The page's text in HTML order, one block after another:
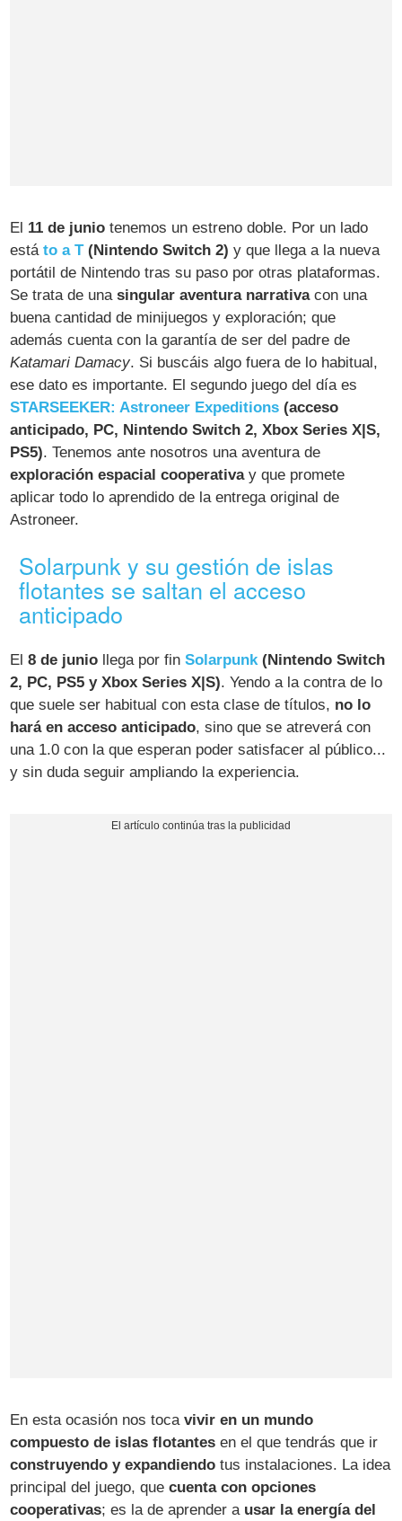
El 11 de junio tenemos un estreno doble. Por un lado
estáto a T(Nintendo Switch 2) y que llega a la nueva
portátil de Nintendo tras su paso por otras plataformas.
Se trata de unasingular aventura narrativacon una
buena cantidad de minijuegos y exploración; que
además cuenta con la garantía de ser del padre de
Katamari Damacy. Si buscáis algo fuera de lo habitual,
ese dato es importante. El segundo juego del día es
STARSEEKER: Astroneer Expeditions (acceso
anticipado, PC, Nintendo Switch 2, Xbox Series X|S,
PS5). Tenemos ante nosotros una aventura de
exploración espacial cooperativay que promete
aplicar todo lo aprendido de la entrega original de
Astroneer.
Solarpunk y su gestión de islas
flotantes se saltan el acceso
anticipado
El8 de junio llega por finSolarpunk(Nintendo Switch
2, PC, PS5 y Xbox Series X|S). Yendo a la contra de lo
que suele ser habitual con esta clase de títulos, no lo
hará en acceso anticipado, sino que se atreverá con
una 1.0 con la que esperan poder satisfacer al público...
y sin duda seguir ampliando la experiencia.
En esta ocasión nos tocavivir en un mundo
compuesto de islas flotantes en el que tendrás que ir
construyendo y expandiendo tus instalaciones. La idea
principal del juego, quecuenta con opciones
cooperativas; es la de aprender a usar la energía del